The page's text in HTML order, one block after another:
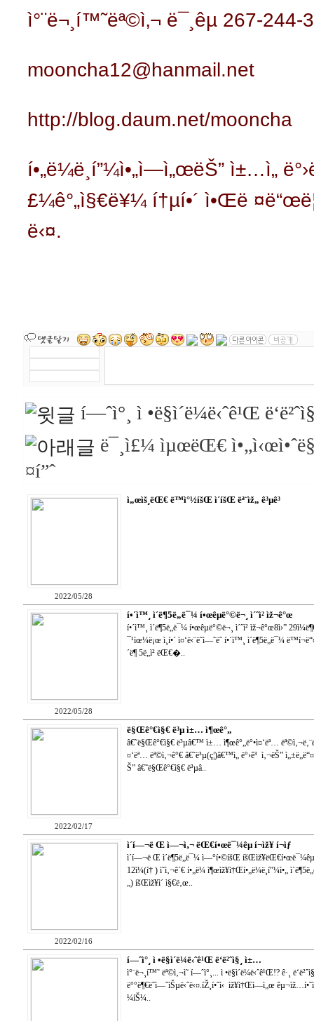
ì°¨ë¬¸í™˜ëª©ì‚¬ ë¯¸êµ­ 267-244-
mooncha12@hanmail.net
http://blog.daum.net/mooncha
í•„ë¼ë¸í”¼ì•„ì—ì„œëŠ” ì±…ì„
£¼ê°„ì§€ë¥¼ í†µí•´ ì•Œë
ë‹¤.
í—ˆì°¸ ì •ë§ì´ë¼ë‹ˆê¹Œ
ë¯¸ì£¼ ìµœëŒ€
¤í”ˆ
2022/05/28
ì„œìš¸ëŒ€ ë™ì°½íšŒ ì´íšŒ ëª¨ìž„ ê³µê³
2022/05/28
í•´ì™¸ ì´ë¶5ë„ë¯¼ í•œêµ­ë°©ë¬¸ ì´ˆì²­ ìž¬ê°œ
í•´ì™¸ ì´ë¶5ë„ë¯¼ í•œêµ­ë°©ë¬¸ ì´ˆì²­ ìž¬ê°œ8ì›”
¯¹ìœ¼ë¡œ ì¸í•´ ì¤‘ë‹¨ë˜ì—ˆë˜ í•´ì™¸ ì´ë¶5ë„ë¯¼
´ë¶ 5ë„ì²­ ëŒ€�..
2022/02/17
ë§Œê°€ì§€ ë³µ ì±… ì¶œê°„
â€˜ë§Œê°€ì§€ ë³µâ€™ ì±… ì¶œê°„ë°•ì¤‘ëª…
¤‘ëª… ëª©ì‚¬ê°€ â€˜ë³µ(ç¦)â€™ì„ ë°›ê³ ì‚¬ëŠ”
Š” â€˜ë§Œê°€ì§€ ë³µâ..
2022/02/16
ì´í—¬ë Œ ì—¬ì‚¬ ëŒ€í•œë¯¼êµ­ í¬ìž¥ í¬ìƒ
ì´í—¬ë Œ ì´ë¶5ë„ë¯¼ ì—°í•©íšŒ
12ì¼(í† ) ì˜ì‚¬ê´€ í•„ë¼ ì¶œìž¥ì†Œí•„ë¼ë¸í”¼ì•„
„) íšŒìž¥ì´ ì§€ë‚œ..
í—ˆì°¸ ì •ë§ì´ë¼ë‹ˆê¹Œ ë‘ë²ˆì§¸ ì±…
ì°¨ë¬¸í™˜ ëª©ì‚¬ì˜ í—ˆì°¸... ì •ë§ì´ë¼ë‹ˆê¹Œ!? ê·¸
ë°°ë¶€ë˜ì—ˆìŠµë‹ˆë‹¤.íŽ¸í•˜ì‹ ìž¥ì†Œì—ì„œ
¼íŠ¼..